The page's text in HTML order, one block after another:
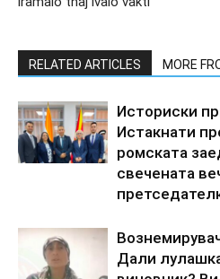
RELATED ARTICLES MORE
Историски
Истакнати
ромската
свечената
Дали